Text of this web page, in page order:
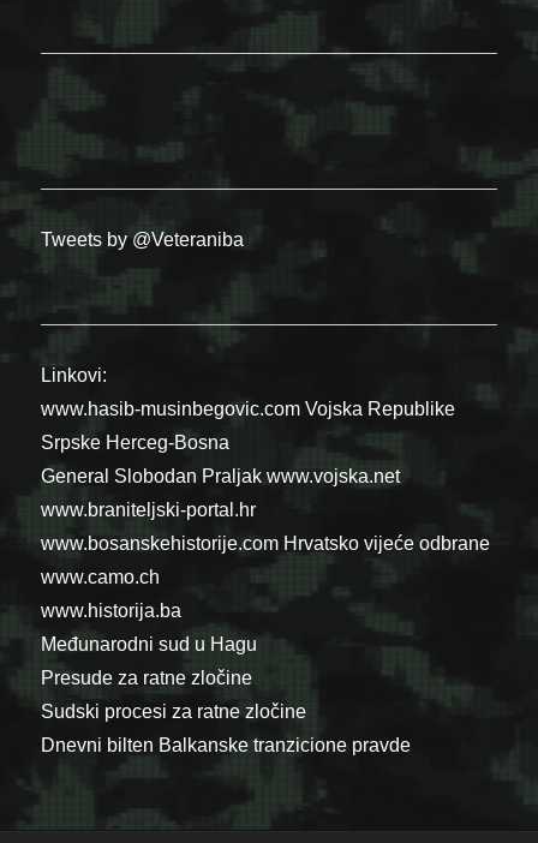
Tweets by @Veteraniba
Linkovi:
www.hasib-musinbegovic.com Vojska Republike
Srpske Herceg-Bosna
General Slobodan Praljak www.vojska.net
www.braniteljski-portal.hr
www.bosanskehistorije.com Hrvatsko vijeće odbrane
www.camo.ch
www.historija.ba
Međunarodni sud u Hagu
Presude za ratne zločine
Sudski procesi za ratne zločine
Dnevni bilten Balkanske tranzicione pravde